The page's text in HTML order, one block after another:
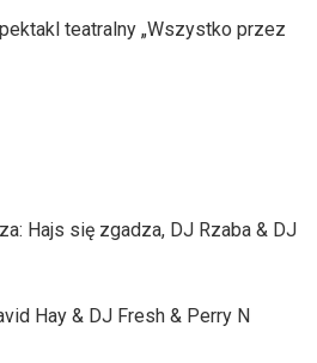
teatralny „Wszystko przez
Hajs się zgadza, DJ Rzaba & DJ
Hay & DJ Fresh & Perry N